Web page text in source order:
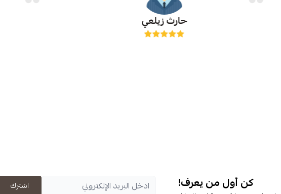
حارث زيلعي
كن أول من يعرف! اشترك